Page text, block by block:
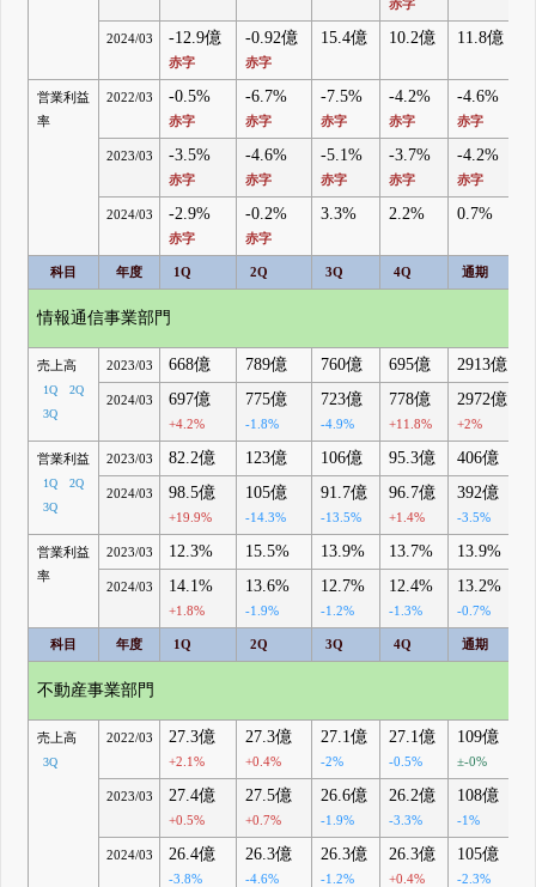
赤字
2024/03 -12.9億
赤字
-0.92億
赤字
15.4億 10.2億 11.8億
営業利益
率
2022/03 -0.5%
赤字
-6.7%
赤字
-7.5%
赤字
-4.2%
赤字
-4.6%
赤字
2023/03 -3.5%
赤字
-4.6%
赤字
-5.1%
赤字
-3.7%
赤字
-4.2%
赤字
2024/03 -2.9%
赤字
-0.2%
赤字
3.3% 2.2% 0.7%
科目 年度 1Q 2Q 3Q 4Q 通期
情報通信事業部門
売上高
1Q
2Q
3Q
2023/03 668億 789億 760億 695億 2913億
2024/03 697億
+4.2%
775億
-1.8%
723億
-4.9%
778億
+11.8%
2972億
+2%
営業利益
1Q
2Q
3Q
2023/03 82.2億 123億 106億 95.3億 406億
2024/03 98.5億
+19.9%
105億
-14.3%
91.7億
-13.5%
96.7億
+1.4%
392億
-3.5%
営業利益
率
2023/03 12.3% 15.5% 13.9% 13.7% 13.9%
2024/03 14.1%
+1.8%
13.6%
-1.9%
12.7%
-1.2%
12.4%
-1.3%
13.2%
-0.7%
科目 年度 1Q 2Q 3Q 4Q 通期
不動産事業部門
売上高
3Q
2022/03 27.3億
+2.1%
27.3億
+0.4%
27.1億
-2%
27.1億
-0.5%
109億
±-0%
2023/03 27.4億
+0.5%
27.5億
+0.7%
26.6億
-1.9%
26.2億
-3.3%
108億
-1%
2024/03 26.4億
-3.8%
26.3億
-4.6%
26.3億
-1.2%
26.3億
+0.4%
105億
-2.3%